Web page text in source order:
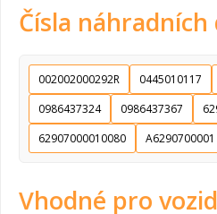
Čísla náhradních
002002000292R 0445010117
0986437324
0986437367
62907000010080
A6290700001
Vhodné pro